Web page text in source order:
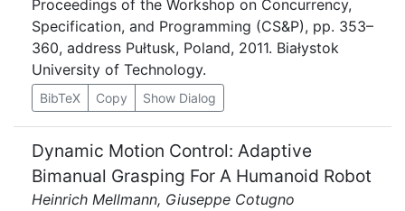
Proceedings of the Workshop on Concurrency,
Specification, and Programming (CS&P), pp. 353–
360, address Pułtusk, Poland, 2011. Białystok
University of Technology.
BibTeX Copy Show Dialog
Dynamic Motion Control: Adaptive
Bimanual Grasping For A Humanoid Robot
Heinrich Mellmann, Giuseppe Cotugno